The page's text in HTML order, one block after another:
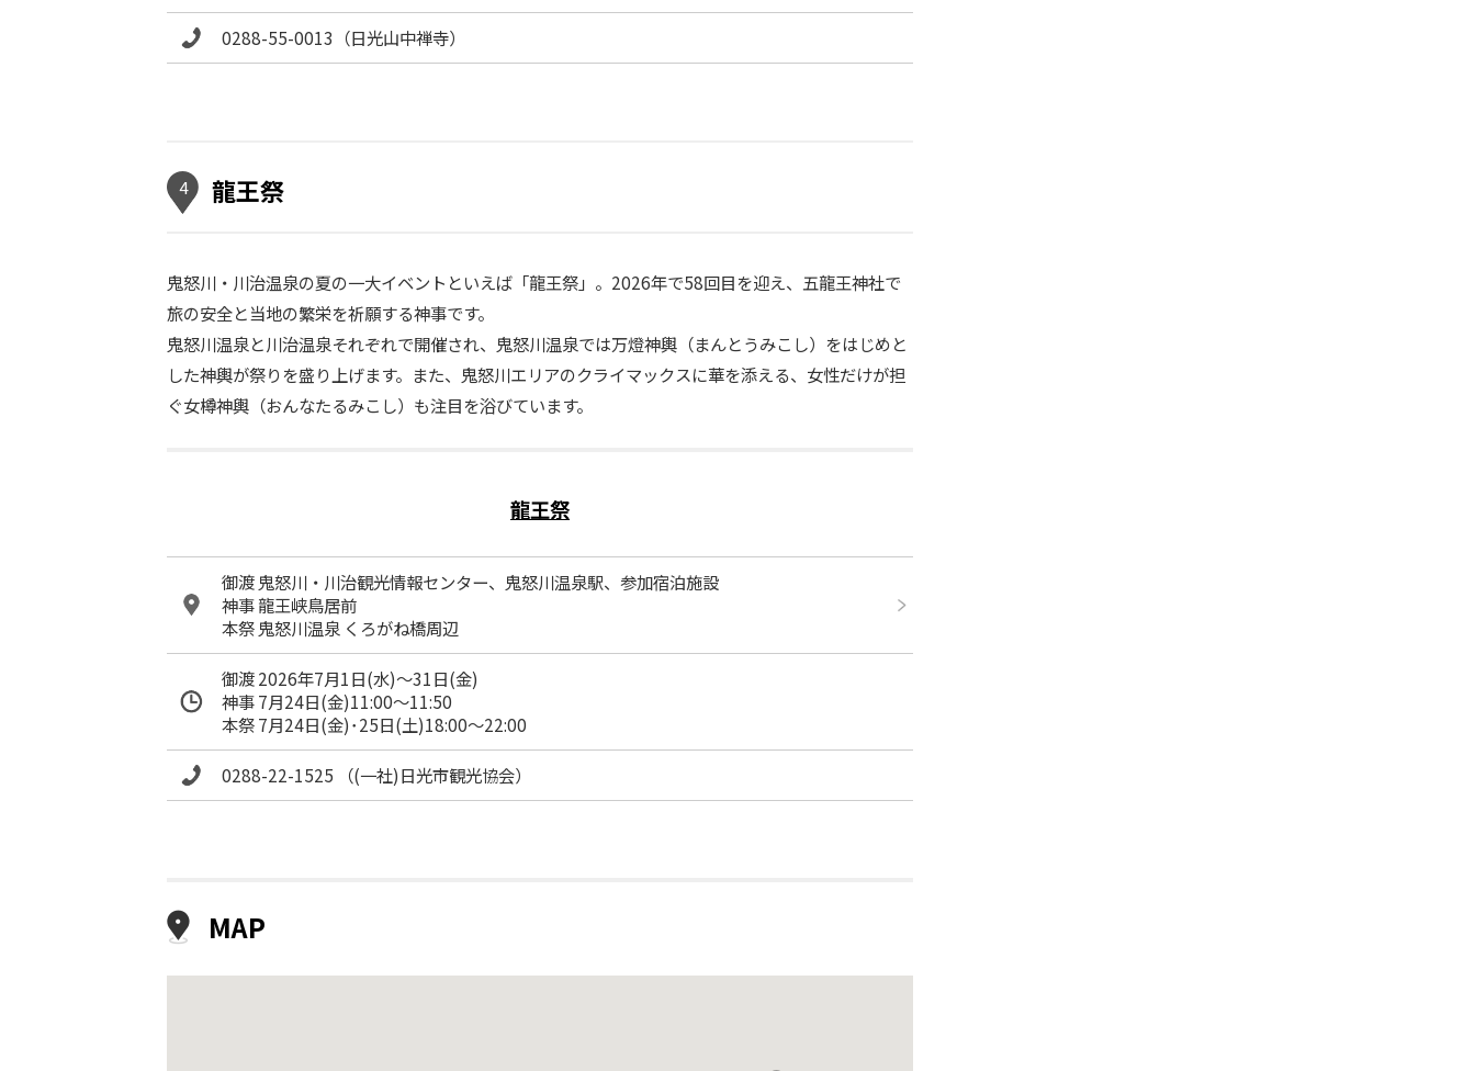
0288-55-0013（日光山中禅寺）
4 龍王祭
鬼怒川・川治温泉の夏の一大イベントといえば「龍王祭」。2026年で58回目を迎え、五龍王神社で
旅の安全と当地の繁栄を祈願する神事です。
鬼怒川温泉と川治温泉それぞれで開催され、鬼怒川温泉では万燈神輿（まんとうみこし）をはじめと
した神輿が祭りを盛り上げます。また、鬼怒川エリアのクライマックスに華を添える、女性だけが担
ぐ女樽神輿（おんなたるみこし）も注目を浴びています。
龍王祭
御渡 鬼怒川・川治観光情報センター、鬼怒川温泉駅、参加宿泊施設
神事 龍王峡鳥居前
本祭 鬼怒川温泉 くろがね橋周辺
御渡 2026年7月1日(水)～31日(金)
神事 7月24日(金)11:00～11:50
本祭 7月24日(金)･25日(土)18:00～22:00
0288-22-1525 （(一社)日光市観光協会）
MAP